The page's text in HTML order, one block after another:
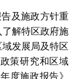
及施政方针重
解特区政府施
发展局及特区
策研究和区域
度施政报告》